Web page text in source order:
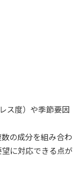
ス度）や季節要因
の成分を組み合わ
に対応できる点が